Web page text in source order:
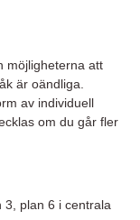
möjligheterna att
är oändliga.
av individuell
om du går fler
3, plan 6 i centrala